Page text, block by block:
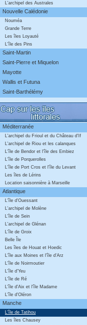
L'archipel des Australes
Nouvelle Calédonie
Nouméa
Grande Terre
Les îles Loyauté
L'île des Pins
Saint-Martin
Saint-Pierre et Miquelon
Mayotte
Wallis et Futuna
Saint-Barthélémy
Méditerranée
L'archipel du Frioul et du Château d'If
L'archipel de Riou et les calanques
L'île de Bendor et l'île des Embiez
L'île de Porquerolles
L'île de Port Cros et l'île du Levant
Les îles de Lérins
Location saisonnière à Marseille
Atlantique
L'île d'Ouessant
L'archipel de Molène
L'île de Sein
L'archipel de Glénan
L'île de Groix
Belle Île
Les îles de Houat et Hoedic
L'île aux Moines et l'île d'Arz
L'île de Noirmoutier
L'île d'Yeu
L'île de Ré
L'île d'Aix et l'île Madame
L'île d'Oléron
Manche
L'île de Tatihou
Les îles Chausey